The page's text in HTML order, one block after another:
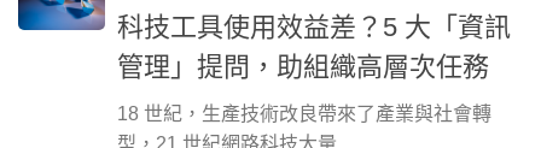
科技工具使用效益差？5 大「資訊
管理」提問，助組織高層次任務
18 世紀，生產技術改良帶來了產業與社會轉
型，21 世紀網路科技大量...